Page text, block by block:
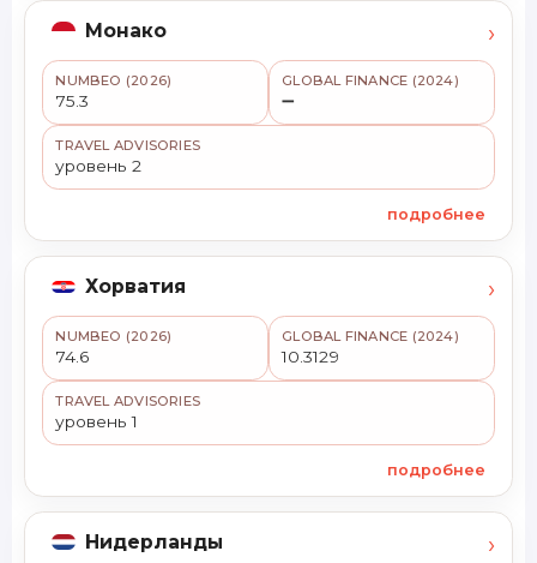
Монако ›
NUMBEO (2026)
75.3
GLOBAL FINANCE (2024)
➖
TRAVEL ADVISORIES
уровень 2
подробнее
Хорватия ›
NUMBEO (2026)
74.6
GLOBAL FINANCE (2024)
10.3129
TRAVEL ADVISORIES
уровень 1
подробнее
Нидерланды ›